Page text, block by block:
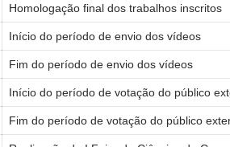
Homologação final dos trabalhos inscritos
Início do período de envio dos vídeos
Fim do período de envio dos vídeos
Início do período de votação do público
Fim do período de votação do público